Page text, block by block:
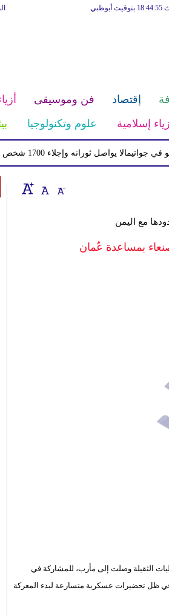
إقتصاد فن وموسيقى
أزياء إسلامية علوم وتكنولوجيا
وإجلاء 1700 شخص بسبب الرماد والتدفقات الطينية
مع اليمن
الثقيلة وصلت إلى مأرب، للمشاركة في
في ظل تحضيرات عسكرية متسارعة لبدء المعركة